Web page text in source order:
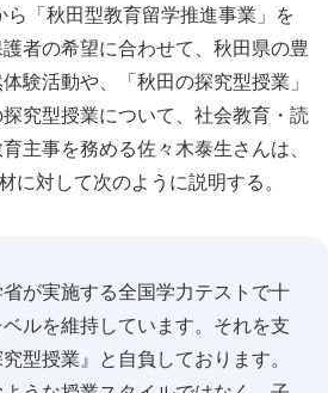
「秋田型教育留学推進事業」を
者の希望に合わせて、秋田県の豊
験活動や、「秋田の探究型授業」
究型授業について、社会教育・読
主事を務める佐々木泰生さんは、
に対して次のように説明する。
省が実施する全国学力テストで十
ルを維持しています。それを支
型授業』と自負しております。